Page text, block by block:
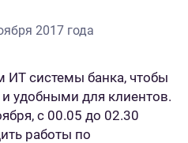
2017 года
ИТ системы банка, чтобы
удобными для клиентов.
с 00.05 до 02.30
работы по